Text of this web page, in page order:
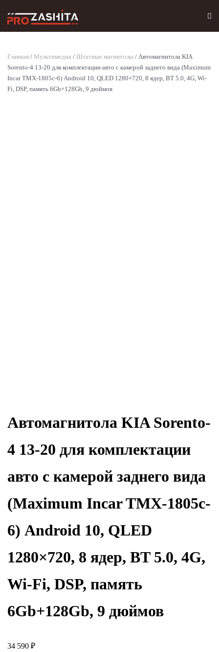
Skip to main content
Главная / Мультимедиа / Штатные магнитолы / Автомагнитола KIA
Sorento-4 13-20 для комплектации авто с камерой заднего вида (Maximum
Incar TMX-1805c-6) Android 10, QLED 1280×720, 8 ядер, BT 5.0, 4G, Wi-
Fi, DSP, память 6Gb+128Gb, 9 дюймов
Автомагнитола KIA Sorento-
4 13-20 для комплектации
авто с камерой заднего вида
(Maximum Incar TMX-1805c-
6) Android 10, QLED
1280×720, 8 ядер, BT 5.0, 4G,
Wi-Fi, DSP, память
6Gb+128Gb, 9 дюймов
34 590 ₽